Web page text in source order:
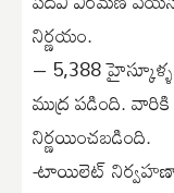
నిర్ణయం.
– 5,388
ముద్ర పడింది.
నిర్ణయించబడింది.
-టాయిలెట్ నిర్వహణా